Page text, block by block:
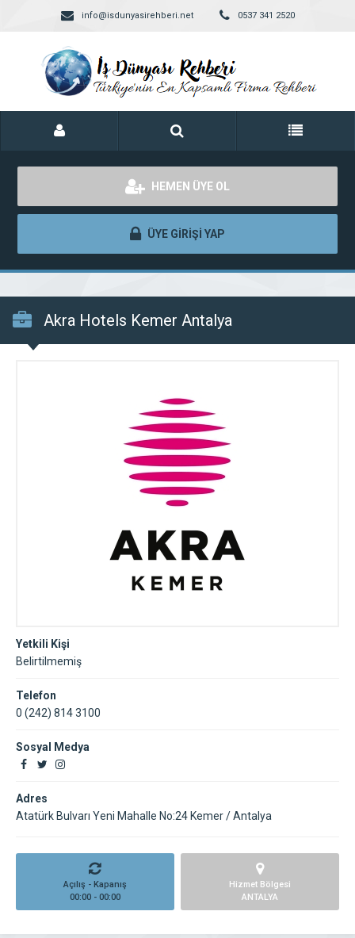
info@isdunyasirehberi.net 0537 341 2520
HEMEN ÜYE OL
ÜYE GİRİŞİ YAP
Akra Hotels Kemer Antalya
Yetkili Kişi
Belirtilmemiş
Telefon
0 (242) 814 3100
Sosyal Medya
Adres
Atatürk Bulvarı Yeni Mahalle No:24 Kemer / Antalya
Açılış - Kapanış
00:00 - 00:00
Hizmet Bölgesi
ANTALYA